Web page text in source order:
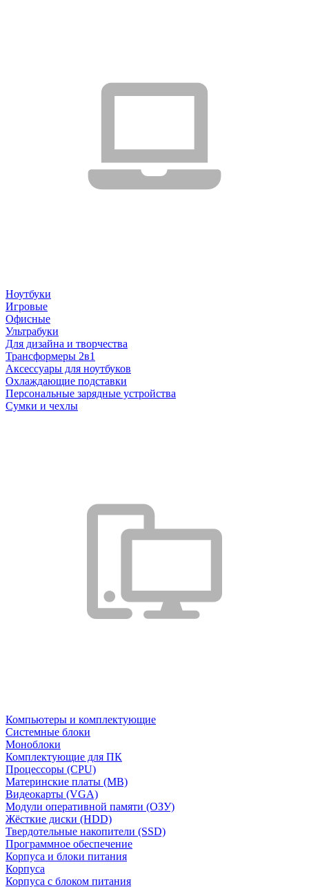
Ноутбуки
Игровые
Офисные
Ультрабуки
Для дизайна и творчества
Трансформеры 2в1
Аксессуары для ноутбуков
Охлаждающие подставки
Персональные зарядные устройства
Сумки и чехлы
Компьютеры и комплектующие
Системные блоки
Моноблоки
Комплектующие для ПК
Процессоры (CPU)
Материнские платы (MB)
Видеокарты (VGA)
Модули оперативной памяти (ОЗУ)
Жёсткие диски (HDD)
Твердотельные накопители (SSD)
Программное обеспечение
Корпуса и блоки питания
Корпуса
Корпуса с блоком питания